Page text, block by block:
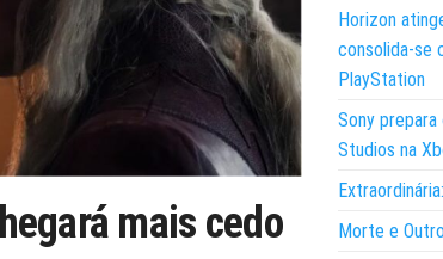
mais cedo
Horizon
consolida-se
PlayStation
Sony
Studios na
Morte e